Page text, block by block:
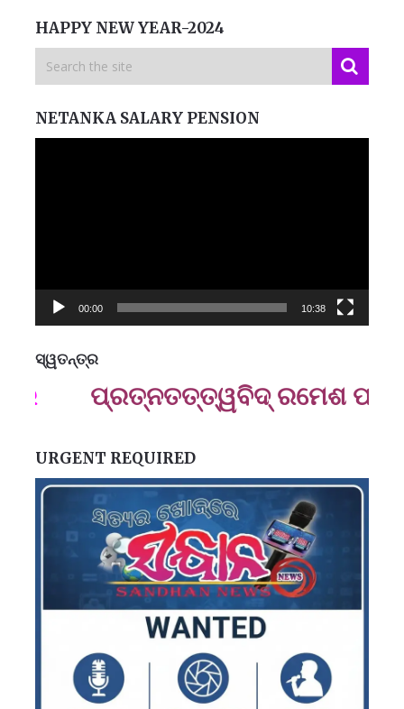
HAPPY NEW YEAR-2024
NETANKA SALARY PENSION
00:00 10:38
ସ୍ୱତନ୍ତ୍ର
ପ୍ରତ୍ନତ‌ତ୍ତ୍ୱବିଦ୍ ରମେଶ ପ୍ରସାଦ
URGENT REQUIRED